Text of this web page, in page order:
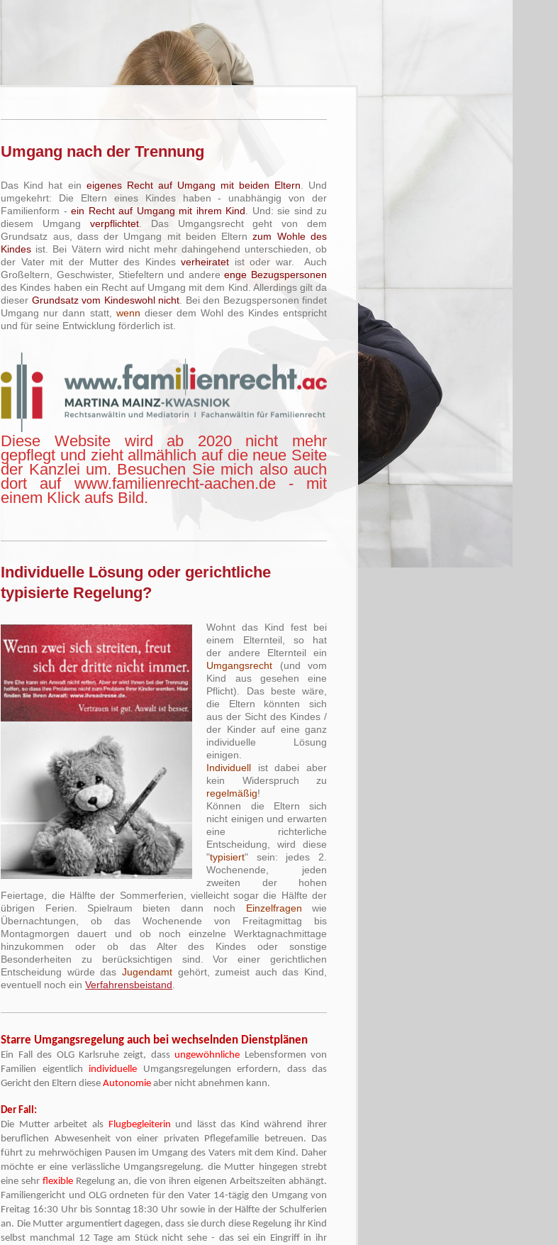
Umgang nach der Trennung
Das Kind hat ein eigenes Recht auf Umgang mit beiden Eltern . Und
umgekehrt: Die Eltern eines Kindes haben - unabhängig von der
Familienform -ein Recht auf Umgang mit ihrem Kind . Und: sie sind zu
diesem Umgang verpflichtet. Das Umgangsrecht geht von dem
Grundsatz aus, dass der Umgang mit beiden Elternzum Wohle des
Kindes ist. Bei Vätern wird nicht mehr dahingehend unterschieden, ob
der Vater mit der Mutter des Kindesverheiratet ist oder war. Auch
Großeltern, Geschwister, Stiefeltern und andereenge Bezugspersonen
des Kindes haben ein Recht auf Umgang mit dem Kind. Allerdings gilt da
dieser Grundsatz vom Kindeswohl nicht . Bei den Bezugspersonen findet
Umgang nur dann statt, wenn dieser dem Wohl des Kindes entspricht
und für seine Entwicklung förderlich ist.
Diese Website wird ab 2020 nicht mehr
gepflegt und zieht allmählich auf die neue Seite
der Kanzlei um. Besuchen Sie mich also auch
dort auf www.familienrecht-aachen.de - mit
einem Klick aufs Bild.
Individuelle Lösung oder gerichtliche
typisierte Regelung?
Wohnt das Kind fest bei
einem Elternteil, so hat
der andere Elternteil ein
Umgangsrecht (und vom
Kind aus gesehen eine
Pflicht). Das beste wäre,
die Eltern könnten sich
aus der Sicht des Kindes /
der Kinder auf eine ganz
individuelle Lösung
einigen.
Individuell ist dabei aber
kein Widerspruch zu
regelmäßig!
Können die Eltern sich
nicht einigen und erwarten
eine richterliche
Entscheidung, wird diese
"typisiert" sein: jedes 2.
Wochenende, jeden
zweiten der hohen
Feiertage, die Hälfte der Sommerferien, vielleicht sogar die Hälfte der
übrigen Ferien. Spielraum bieten dann noch Einzelfragen wie
Übernachtungen, ob das Wochenende von Freitagmittag bis
Montagmorgen dauert und ob noch einzelne Werktagnachmittage
hinzukommen oder ob das Alter des Kindes oder sonstige
Besonderheiten zu berücksichtigen sind. Vor einer gerichtlichen
Entscheidung würde dasJugendamt gehört, zumeist auch das Kind,
eventuell noch einVerfahrensbeistand
Starre Umgangsregelung auch bei wechselnden Dienstplänen
Ein Fall des OLG Karlsruhe zeigt, dass ungewöhnliche Lebensformen von
Familien eigentlich individuelle Umgangsregelungen erfordern, dass das
Gericht den Eltern dieseAutonomie aber nicht abnehmen kann.
Der Fall:
Die Mutter arbeitet als Flugbegleiterin und lässt das Kind während ihrer
beruflichen Abwesenheit von einer privaten Pflegefamilie betreuen. Das
führt zu mehrwöchigen Pausen im Umgang des Vaters mit dem Kind. Daher
möchte er eine verlässliche Umgangsregelung. die Mutter hingegen strebt
eine sehrflexible Regelung an, die von ihren eigenen Arbeitszeiten abhängt.
Familiengericht und OLG ordneten für den Vater 14-tägig den Umgang von
Freitag 16:30 Uhr bis Sonntag 18:30 Uhr sowie in der Hälfte der Schulferien
an. Die Mutter argumentiert dagegen, dass sie durch diese Regelung ihr Kind
selbst manchmal 12 Tage am Stück nicht sehe - das sei ein Eingriff in ihr